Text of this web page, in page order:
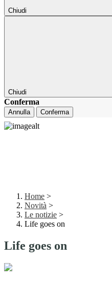
Chiudi
Chiudi
Conferma
Annulla Conferma
Home >
Novità >
Le notizie >
Life goes on
Life goes on